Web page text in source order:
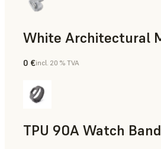
Résine standard
0 €incl. 20 % TVA
TPU 90A Watch Band